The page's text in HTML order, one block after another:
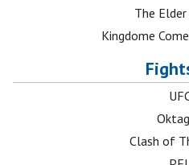
The
Kingdome
Clash of